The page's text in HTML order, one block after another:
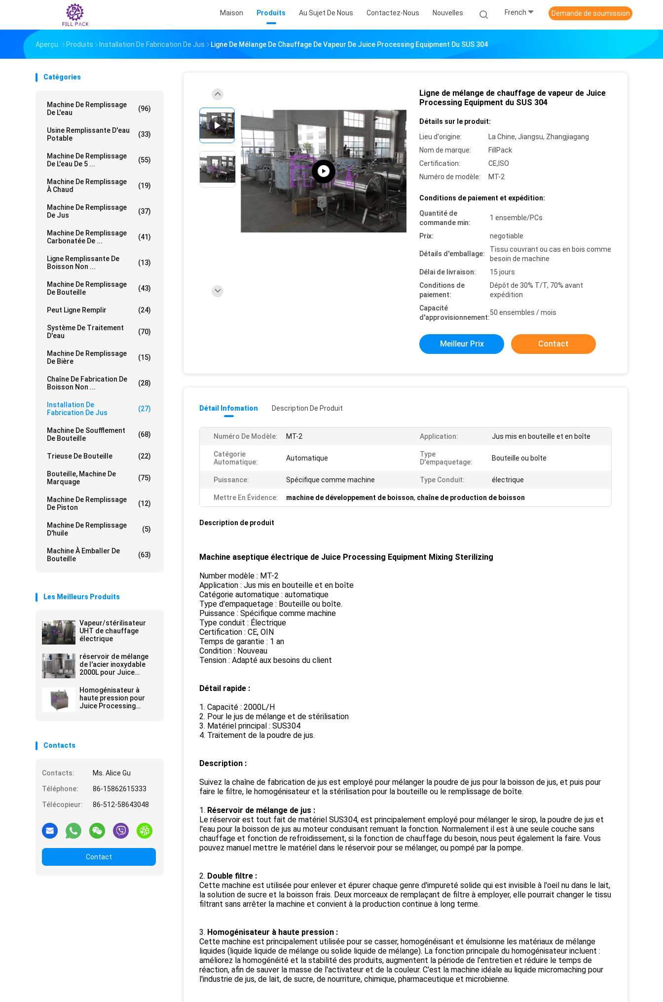
Maison Produits Au Sujet De Nous Contactez-Nous Nouvelles French Demande de soumission
Aperçu Produits Installation De Fabrication De Jus Ligne De Mélange De Chauffage De Vapeur De Juice Processing Equipment Du SUS 304
Catégories
Machine De Remplissage
De L'eau
(96)
Usine Remplissante D'eau
Potable
(33)
Machine De Remplissage
De L'eau De 5 ...
(55)
Machine De Remplissage
À Chaud
(19)
Machine De Remplissage
De Jus
(37)
Machine De Remplissage
Carbonatée De ...
(41)
Ligne Remplissante De
Boisson Non ...
(13)
Machine De Remplissage
De Bouteille
(43)
Peut Ligne Remplir (24)
Système De Traitement
D'eau
(70)
Machine De Remplissage
De Bière
(15)
Chaîne De Fabrication De
Boisson Non ...
(28)
Installation De
Fabrication De Jus
(27)
Machine De Soufflement
De Bouteille
(68)
Trieuse De Bouteille (22)
Bouteille, Machine De
Marquage
(75)
Machine De Remplissage
De Piston
(12)
Machine De Remplissage
D'huile
(5)
Machine À Emballer De
Bouteille
(63)
Les Meilleurs Produits
Vapeur/stérilisateur
UHT de chauffage
électrique
réservoir de mélange
de l'acier inoxydable
2000L pour Juice
Homogénisateur à
haute pression pour
Juice Processing
Contacts
Contacts:
Ms. Alice Gu
Téléphone:
86-15862615333
Télécopieur:
86-512-58643048
Contact
Ligne de mélange de chauffage de vapeur de Juice
Processing Equipment du SUS 304
Détails sur le produit:
Lieu d'origine:
La Chine, Jiangsu, Zhangjiagang
Nom de marque:
FillPack
Certification:
CE,ISO
Numéro de modèle:
MT-2
Conditions de paiement et expédition:
Quantité de
commande min:
1 ensemble/PCs
Prix: negotiable
Détails d'emballage:
Tissu couvrant ou cas en bois comme
besoin de machine
Délai de livraison:
15 jours
Conditions de
paiement:
Dépôt de 30% T/T, 70% avant
expédition
Capacité
d'approvisionnement:
50 ensembles / mois
Meilleur Prix Contact
Détail Infomation Description De Produit
Numéro De Modèle: MT-2 Application: Jus mis en bouteille et en boîte
Catégorie
Automatique:
Automatique
Type
D'empaquetage:
Bouteille ou boîte
Puissance: Spécifique comme machine Type Conduit: électrique
Mettre En Évidence: machine de développement de boisson, chaîne de production de boisson
Description de produit
Machine aseptique électrique de Juice Processing Equipment Mixing Sterilizing
Number modèle : MT-2
Application : Jus mis en bouteille et en boîte
Catégorie automatique : automatique
Type d'empaquetage : Bouteille ou boîte.
Puissance : Spécifique comme machine
Type conduit : Électrique
Certification : CE, OIN
Temps de garantie : 1 an
Condition : Nouveau
Tension : Adapté aux besoins du client
Détail rapide :
1. Capacité : 2000L/H
2. Pour le jus de mélange et de stérilisation
3. Matériel principal : SUS304
4. Traitement de la poudre de jus.
Description :
Suivez la chaîne de fabrication de jus est employé pour mélanger la poudre de jus pour la boisson de jus, et puis pour
faire le filtre, le homogénisateur et la stérilisation pour la bouteille ou le remplissage de boîte.
1. Réservoir de mélange de jus :
Le réservoir est tout fait de matériel SUS304, est principalement employé pour mélanger le sirop, la poudre de jus et
l'eau pour la boisson de jus au moteur conduisant remuant la fonction. Normalement il est à une seule couche sans
chauffage et fonction de refroidissement, si la fonction de chauffage du besoin, nous peut également la faire. Vous
pouvez manuel mettre le matériel dans le réservoir pour se mélanger, ou pompé par la pompe.
2. Double filtre :
Cette machine est utilisée pour enlever et épurer chaque genre d'impureté solide qui est invisible à l'oeil nu dans le lait,
la solution de sucre et la boisson frais. Deux morceaux de remplaçant de filtre à employer, elle pourrait changer le tissu
filtrant sans arrêter la machine et convient à la production continue à long terme.
3. Homogénisateur à haute pression :
Cette machine est principalement utilisée pour se casser, homogénéisant et émulsionne les matériaux de mélange
liquides (liquide liquide de mélange ou solide liquide de mélange). La fonction principale du homogénisateur incluent :
améliorez la homogénéité et la stabilité des produits, augmentent la période de l'entretien et réduire le temps de
réaction, afin de sauver la masse de l'activateur et de la couleur. C'est la machine idéale au liquide micromaching pour
l'industrie de jus, de lait, de sucre, de nourriture, chimique, pharmaceutique et microbienne.